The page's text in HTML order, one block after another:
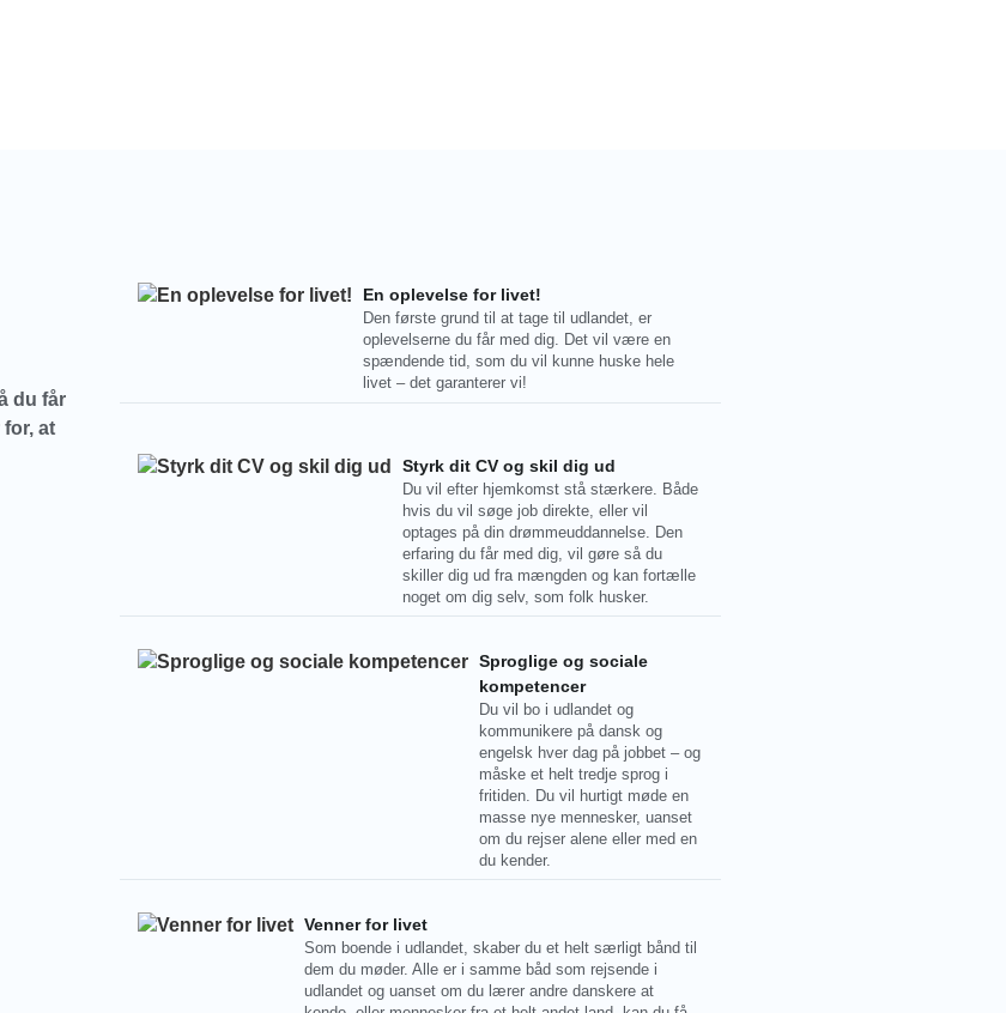
du får
at
En oplevelse for livet!
Den første grund til at tage til udlandet, er
oplevelserne du får med dig. Det vil være en
spændende tid, som du vil kunne huske hele
livet – det garanterer vi!
Styrk dit CV og skil dig ud
Du vil efter hjemkomst stå stærkere. Både
hvis du vil søge job direkte, eller vil
optages på din drømmeuddannelse. Den
erfaring du får med dig, vil gøre så du
skiller dig ud fra mængden og kan fortælle
noget om dig selv, som folk husker.
Sproglige og sociale
kompetencer
Du vil bo i udlandet og
kommunikere på dansk og
engelsk hver dag på jobbet – og
måske et helt tredje sprog i
fritiden. Du vil hurtigt møde en
masse nye mennesker, uanset
om du rejser alene eller med en
du kender.
Venner for livet
Som boende i udlandet, skaber du et helt særligt bånd til
dem du møder. Alle er i samme båd som rejsende i
udlandet og uanset om du lærer andre danskere at